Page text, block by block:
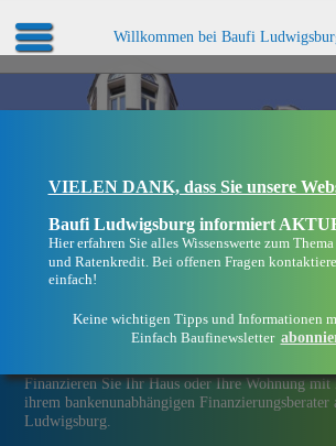
Willkommen bei Baufi
Finanzieren Sie Ihr Haus oder Ihre Wohnung
ihrem bankenunabhängigen Finanzierungsberater
Ludwigsburg.
VIELEN DANK, dass Sie unsere
Baufi Ludwigsburg informiert
Hier erfahren Sie alles Wissenswerte zum
und Ratenkredit. Bei offenen Fragen
einfach!
Keine wichtigen Tipps und Informationen
Einfach Baufinewsletter